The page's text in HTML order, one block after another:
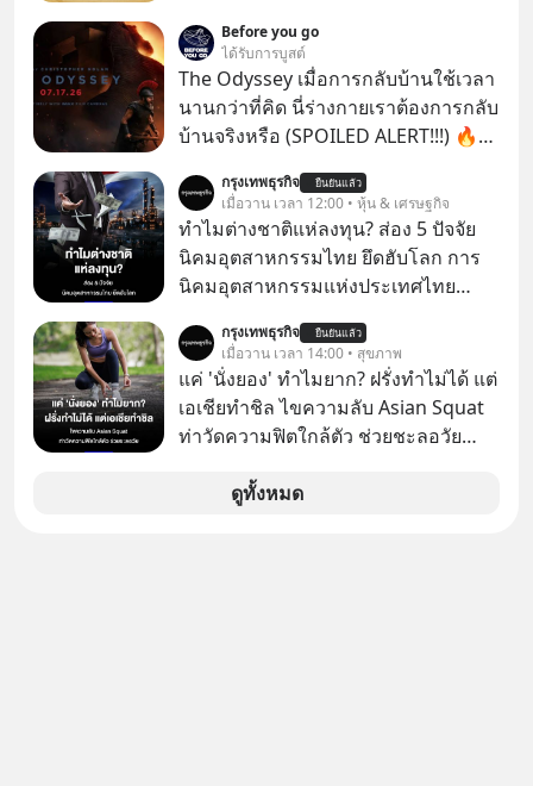
แห่งยุคโรมันได้กล่าวถึง ‘เวลา’ อันเป็น
ทรัพย์ที่มีค่าที่สุดเอาไว้เมื่อราวๆ 2,000
ปีก่อนนี้ว่า “เราไม่ได้มีเวลาน้อยหรอก
เราทำเวลาหล่นหายไปมากต่างหาก”
ชีวิตสูญเปล่าไปมากกว่านี้ได้อย่างไร?
ติดตามได้ในพอดแคสต์ 5M EP. นี้
#goodtime #5minutespodcast
#missiontothemoonpodcast
Before you go
ได้รับการบูสต์
The Odyssey เมื่อการกลับบ้านใช้เวลา
นานกว่าที่คิด นี่ร่างกายเราต้องการกลับ
บ้านจริงหรือ (SPOILED ALERT!!!) 🔥
กรุงเทพธุรกิจ ยืนยันแล้ว
เมื่อวาน เวลา 12:00 • หุ้น & เศรษฐกิจ
ทำไมต่างชาติแห่ลงทุน? ส่อง 5 ปัจจัย
นิคมอุตสาหกรรมไทย ยึดฮับโลก การ
นิคมอุตสาหกรรมแห่งประเทศไทย
“นิคมอุตสาหกรรมไทย” ผาดโผนบนเวที
โลก ท่ามกลางสมรภูมิย้ายฐานการผลิต
ย้ำโครงสร้างพื้นฐาน-โลจิสติกส์แกร่ง
พร้อมอัดสิทธิประโยชน์ผ่านสำนักงาน
และอานิสงส์ FTA เปิดประตูสู่ตลาดต่าง
ประเทศ ดึงเม็ดเงินลงทุนอุตสาหกรรม
กรุงเทพธุรกิจ ยืนยันแล้ว
เมื่อวาน เวลา 14:00 • สุขภาพ
แค่ 'นั่งยอง' ทำไมยาก? ฝรั่งทำไม่ได้ แต่
เอเชียทำชิล ไขความลับ Asian Squat
ท่าวัดความฟิตใกล้ตัว ช่วยชะลอวัย
ต่างชาติที่พยายามทำ “Asian Squat”
ดูทั้งหมด